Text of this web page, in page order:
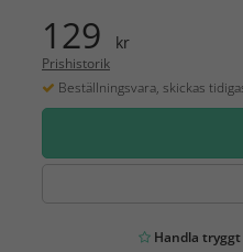
129 kr
Prishistorik
Beställningsvara, skickas
Handla tryggt